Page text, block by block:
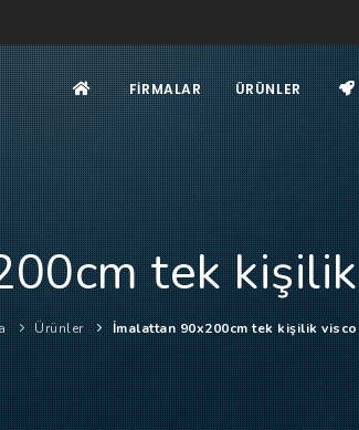
FIRMALAR ÜRÜNLER
tek
Ürünler İmalattan 90x200cm tek kişilik